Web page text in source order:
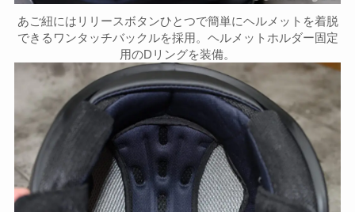
あご紐にはリリースボタンひとつで簡単にヘルメットを着脱
できるワンタッチバックルを採用。ヘルメットホルダー固定
用のDリングを装備。